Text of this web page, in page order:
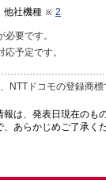
他社機種
2
要です。
予定です。
NTTドコモの登録商
は、発表日現在のも
あらかじめご了承く